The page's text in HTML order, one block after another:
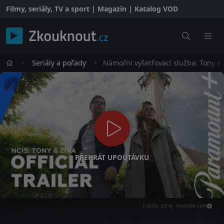
Filmy, seriály, TV a sport | Magazín | Katalog VOD
Seriály a pořady Námořní vyšetřovací služba: Tony a
PŘEHRÁT UPOUTÁVKU
Trailer, zdroj: Youtube.com